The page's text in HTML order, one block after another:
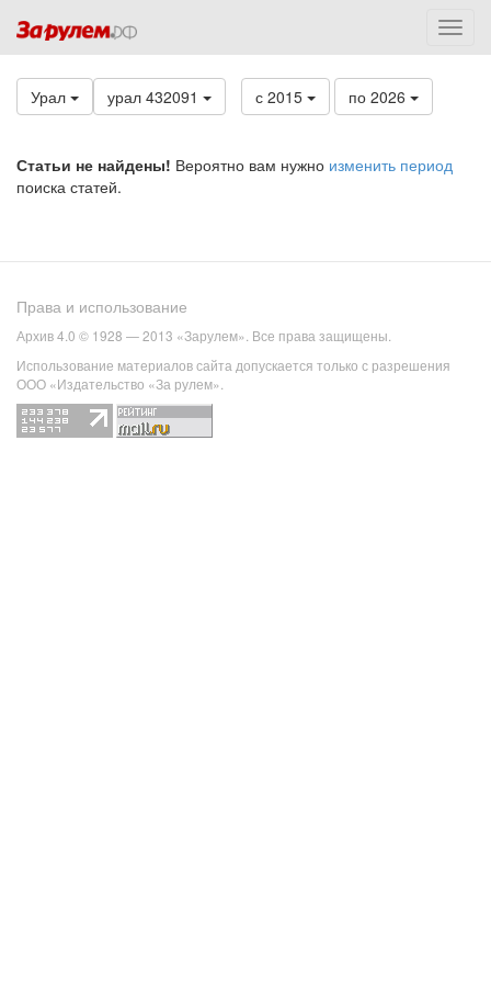
Урал урал 432091 с 2015 по 2026
Статьи не найдены! Вероятно вам нужно изменить период
поиска статей.
Права и использование
Архив 4.0 © 1928 — 2013 «Зарулем». Все права защищены.
Использование материалов сайта допускается только с разрешения
ООО «Издательство «За рулем».